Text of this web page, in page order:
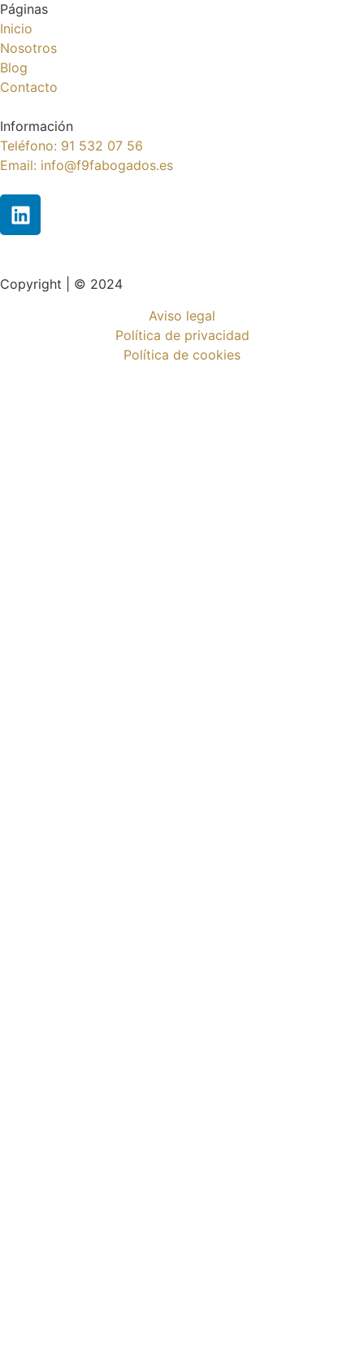
Páginas
Inicio
Nosotros
Blog
Contacto
Información
Teléfono: 91 532 07 56
Email: info@f9fabogados.es
Copyright | © 2024
Aviso legal
Política de privacidad
Política de cookies